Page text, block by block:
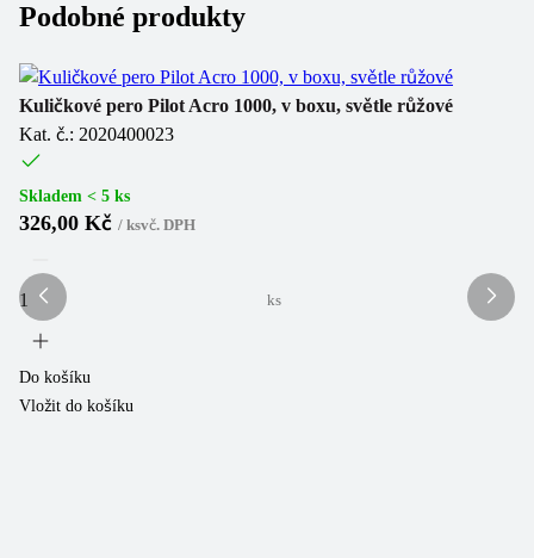
Podobné produkty
Kuličkové pero Pilot Acro 1000, v boxu, světle růžové
Kat. č.: 2020400023
Skladem < 5 ks
326,00 Kč / ksvč. DPH
ks
Do košíku
Vložit do košíku